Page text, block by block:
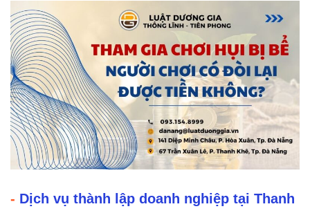
- Dịch vụ thành lập doanh nghiệp tại Thanh